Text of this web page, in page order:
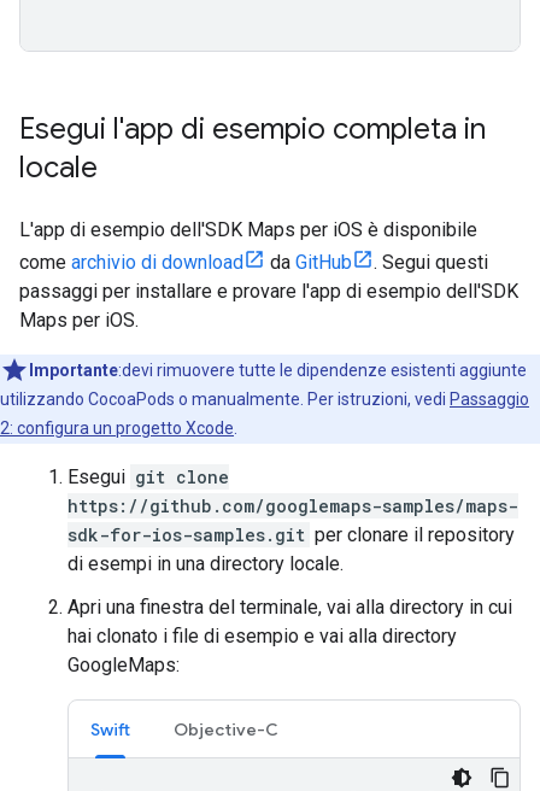
Esegui l'app di esempio completa in
locale
L'app di esempio dell'SDK Maps per iOS è disponibile
come archivio di download da GitHub
. Segui questi
passaggi per installare e provare l'app di esempio dell'SDK
Maps per iOS.
Importante:devi rimuovere tutte le dipendenze esistenti aggiunte
utilizzando CocoaPods o manualmente. Per istruzioni, vedi Passaggio
2: configura un progetto Xcode.
Esegui git clone
https://github.com/googlemaps-samples/maps-
sdk-for-ios-samples.git per clonare il repository
di esempi in una directory locale.
Apri una finestra del terminale, vai alla directory in cui
hai clonato i file di esempio e vai alla directory
GoogleMaps:
Swift Objective-C